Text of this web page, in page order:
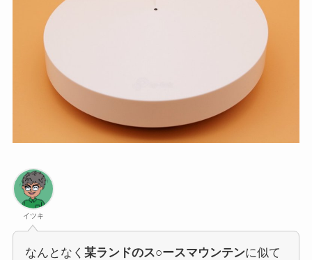
イツキ
なんとなく 某ランドのス○ースマウンテンに似て